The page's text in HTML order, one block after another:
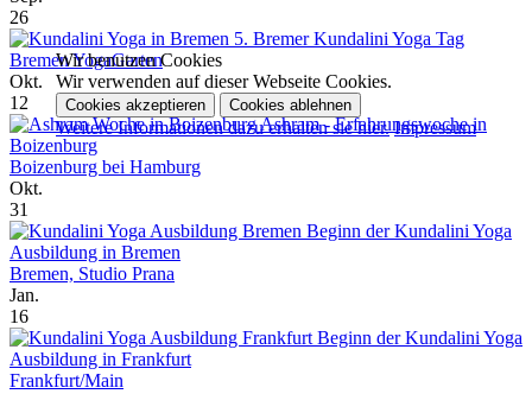
26
5. Bremer Kundalini Yoga Tag
Bremen YogaGarten
Okt.
12
Ashram - Erfahrungswoche in
Boizenburg
Boizenburg bei Hamburg
Okt.
31
Beginn der Kundalini Yoga
Ausbildung in Bremen
Bremen, Studio Prana
Jan.
16
Beginn der Kundalini Yoga
Ausbildung in Frankfurt
Frankfurt/Main
Wir benutzen Cookies
Wir verwenden auf dieser Webseite Cookies.
Cookies akzeptieren Cookies ablehnen
Weitere Informationen dazu erhalten sie hier. Impressum